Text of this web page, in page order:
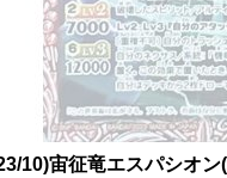
10)宙征竜エスパシオ